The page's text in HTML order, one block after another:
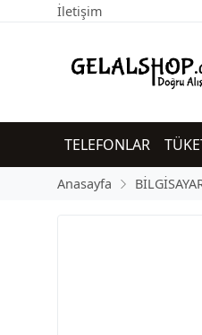
İletişim
TELEFONLAR
Anasayfa